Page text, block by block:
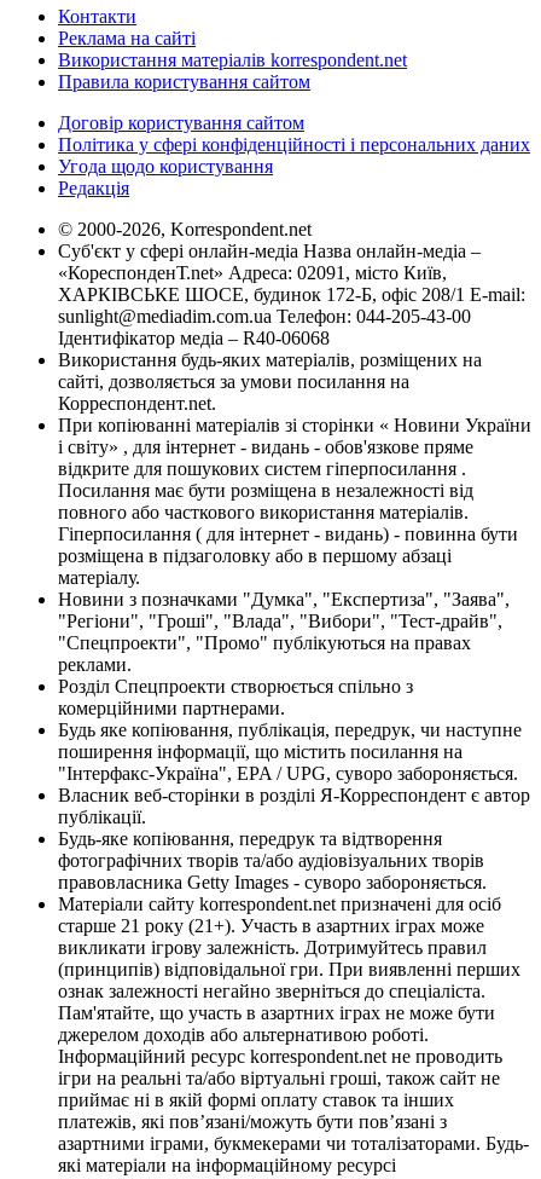
Контакти
Реклама на сайті
Використання матеріалів korrespondent.net
Правила користування сайтом
Договір користування сайтом
Політика у сфері конфіденційності і персональних даних
Угода щодо користування
Редакція
© 2000-2026, Korrespondent.net
Суб'єкт у сфері онлайн-медіа Назва онлайн-медіа –
«КореспонденТ.net» Адреса: 02091, місто Київ,
ХАРКІВСЬКЕ ШОСЕ, будинок 172-Б, офіс 208/1 E-mail:
sunlight@mediadim.com.ua Телефон: 044-205-43-00
Ідентифікатор медіа – R40-06068
Використання будь-яких матеріалів, розміщених на
сайті, дозволяється за умови посилання на
Корреспондент.net.
При копіюванні матеріалів зі сторінки « Новини України
і світу» , для інтернет - видань - обов'язкове пряме
відкрите для пошукових систем гіперпосилання .
Посилання має бути розміщена в незалежності від
повного або часткового використання матеріалів.
Гіперпосилання ( для інтернет - видань) - повинна бути
розміщена в підзаголовку або в першому абзаці
матеріалу.
Новини з позначками "Думка", "Експертиза", "Заява",
"Регіони", "Гроші", "Влада", "Вибори", "Тест-драйв",
"Спецпроекти", "Промо" публікуються на правах
реклами.
Розділ Спецпроекти створюється спільно з
комерційними партнерами.
Будь яке копіювання, публікація, передрук, чи наступне
поширення інформації, що містить посилання на
"Інтерфакс-Україна", EPA / UPG, суворо забороняється.
Власник веб-сторінки в розділі Я-Корреспондент є автор
публікації.
Будь-яке копіювання, передрук та відтворення
фотографічних творів та/або аудіовізуальних творів
правовласника Getty Images - суворо забороняється.
Матеріали сайту korrespondent.net призначені для осіб
старше 21 року (21+). Участь в азартних іграх може
викликати ігрову залежність. Дотримуйтесь правил
(принципів) відповідальної гри. При виявленні перших
ознак залежності негайно зверніться до спеціаліста.
Пам'ятайте, що участь в азартних іграх не може бути
джерелом доходів або альтернативою роботі.
Інформаційний ресурс korrespondent.net не проводить
ігри на реальні та/або віртуальні гроші, також сайт не
приймає ні в якій формі оплату ставок та інших
платежів, які пов’язані/можуть бути пов’язані з
азартними іграми, букмекерами чи тоталізаторами. Будь-
які матеріали на інформаційному ресурсі